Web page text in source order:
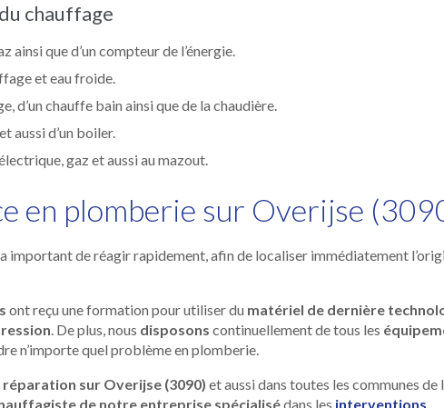
chauffage
ainsi que d’un compteur de l’énergie.
et eau froide.
d’un chauffe bain ainsi que de la chaudière.
aussi d’un boiler.
gaz et aussi au mazout.
en plomberie sur Overijse
important de réagir rapidement, afin de localiser immédiatement
ont reçu une formation pour utiliser du matériel de dernière
. De plus, nous disposons continuellement de tous les
n’importe quel problème en plomberie.
réparation sur Overijse (3090) et aussi dans toutes les communes de
de notre entreprise spécialisédans les interventions